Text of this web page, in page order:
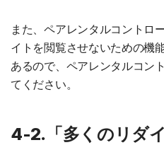
また、ペアレンタルコントロ
イトを閲覧させないための機
あるので、ペアレンタルコン
てください。
4-2.「多くのリダ